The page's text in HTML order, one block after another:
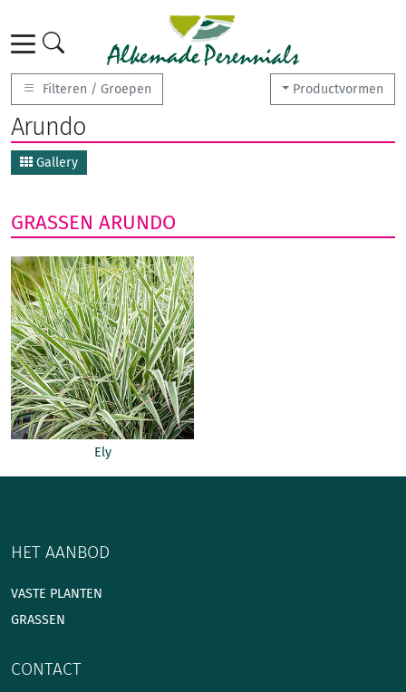
Productvormen
Filteren / Groepen
Arundo
Gallery
GRASSEN ARUNDO
Ely
HET AANBOD
VASTE PLANTEN
GRASSEN
CONTACT